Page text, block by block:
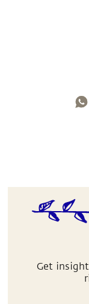
Get